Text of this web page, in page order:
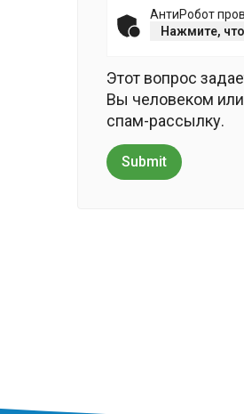
АнтиРобот
Нажмите,
Этот вопрос
Вы человеком
спам-рассылку.